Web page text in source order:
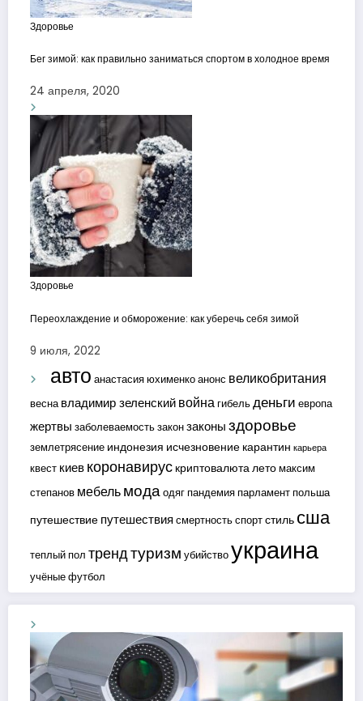
Здоровье
Бег зимой: как правильно заниматься спортом в холодное время
24 апреля, 2020
Здоровье
Переохлаждение и обморожение: как уберечь себя зимой
9 июля, 2022
авто анастасия юхименкоанонс великобритания
весна владимир зеленскийвойнагибельденьги европа
жертвы заболеваемостьзаконзаконыздоровье
землетрясение индонезия исчезновение карантин карьера
квест киевкоронавирус криптовалюталетомаксим
степанов мебельмодаодягпандемияпарламентпольша
путешествие путешествия смертностьспортстиль сша
теплый пол трендтуризм убийствоукраина
учёныефутбол